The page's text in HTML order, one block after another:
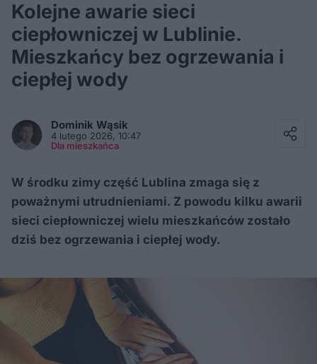
Kolejne awarie sieci
ciepłowniczej w Lublinie.
Mieszkańcy bez ogrzewania i
ciepłej wody
Dominik Wąsik
4 lutego 2026, 10:47
Dla mieszkańca
W środku zimy część Lublina zmaga się z
poważnymi utrudnieniami. Z powodu kilku awarii
sieci ciepłowniczej wielu mieszkańców zostało
dziś bez ogrzewania i ciepłej wody.